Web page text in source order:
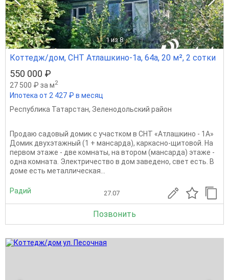
1 из 8
Коттедж/дом, СНТ Атлашкино-1а, 64а, 20 м², 2 сотки
550 000 ₽
27 500 ₽ за м2
Ипотека от 2 427 ₽ в месяц
Республика Татарстан, Зеленодольский район
Продаю садовый домик с участком в СНТ «Атлашкино - 1А»
Домик двухэтажный (1 + мансарда), каркасно-щитовой. На
первом этаже - две комнаты, на втором (мансарда) этаже -
одна комната. Электричество в дом заведено, свет есть. В
доме есть металлическая...
Радий 27.07
Позвонить